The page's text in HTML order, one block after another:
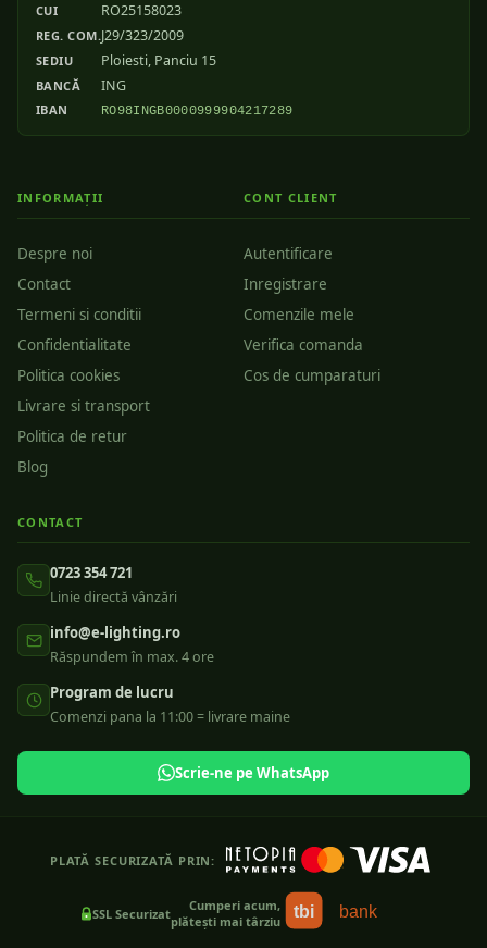
CUI RO25158023
REG. COM.J29/323/2009
SEDIU Ploiesti, Panciu 15
BANCĂ ING
IBAN RO98INGB0000999904217289
INFORMAȚII
Despre noi
Contact
Termeni si conditii
Confidentialitate
Politica cookies
Livrare si transport
Politica de retur
Blog
CONT CLIENT
Autentificare
Inregistrare
Comenzile mele
Verifica comanda
Cos de cumparaturi
CONTACT
0723 354 721
Linie directă vânzări
info@e-lighting.ro
Răspundem în max. 4 ore
Program de lucru
Comenzi pana la 11:00 = livrare maine
Scrie-ne pe WhatsApp
PLATĂ SECURIZATĂ PRIN:
SSL Securizat
Cumperi acum,
plătești mai târziu
tbi bank